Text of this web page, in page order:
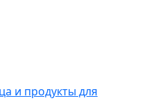
и продукты для